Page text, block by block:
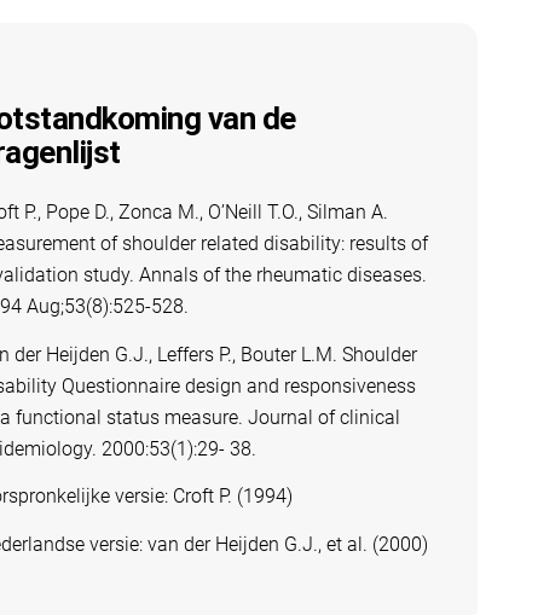
van de
P., Pope D., Zonca M., O’Neill T.O., Silman A.
of shoulder related disability: results of
study. Annals of the rheumatic diseases.
Aug;53(8):525-528.
der Heijden G.J., Leffers P., Bouter L.M. Shoulder
Questionnaire design and responsiveness
functional status measure. Journal of clinical
2000:53(1):29- 38.
versie: Croft P. (1994)
versie: van der Heijden G.J., et al. (2000)